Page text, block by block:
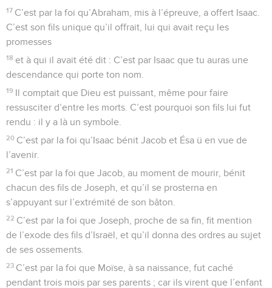
17 C’est par la foi qu’Abraham, mis à l’épreuve, a offert Isaac.
C’est son fils unique qu’il offrait, lui qui avait reçu les
promesses
18 et à qui il avait été dit : C’est par Isaac que tu auras une
descendance qui porte ton nom.
19 Il comptait que Dieu est puissant, même pour faire
ressusciter d’entre les morts. C’est pourquoi son fils lui fut
rendu : il y a là un symbole.
20 C’est par la foi qu’Isaac bénit Jacob et Ésa ü en vue de
l’avenir.
21 C’est par la foi que Jacob, au moment de mourir, bénit
chacun des fils de Joseph, et qu’il se prosterna en
s’appuyant sur l’extrémité de son bâton.
22 C’est par la foi que Joseph, proche de sa fin, fit mention
de l’exode des fils d’Israël, et qu’il donna des ordres au sujet
de ses ossements.
23 C’est par la foi que Moïse, à sa naissance, fut caché
pendant trois mois par ses parents ; car ils virent que l’enfant